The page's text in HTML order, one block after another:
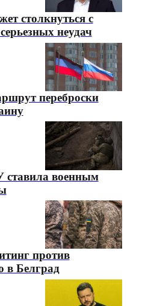
столкнуться с
неудач
переброски
военным
против
в Белград